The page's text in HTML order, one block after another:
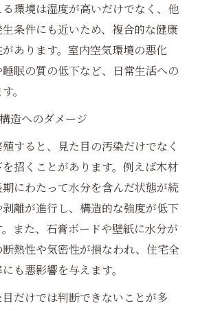
環境は湿度が高いだけでなく、他
条件にも近いため、複合的な健康
あります。室内空気環境の悪化
眠の質の低下など、日常生活への
。
造へのダメージ
すると、見た目の汚染だけでなく
招くことがあります。例えば木材
にわたって水分を含んだ状態が続
離が進行し、構造的な強度が低下
また、石膏ボードや壁紙に水分が
熱性や気密性が損なわれ、住宅全
も悪影響を与えます。
だけでは判断できないことが多